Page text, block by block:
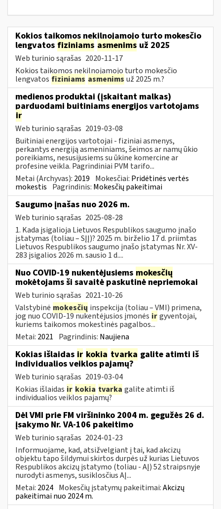
Kokios taikomos nekilnojamojo turto mokesčio
lengvatos fiziniams asmenims už 2025
Web turinio sąrašas 2020-11-17
Kokios taikomos nekilnojamojo turto mokesčio
lengvatos fiziniams asmenims už 2025 m.?
medienos produktai (įskaitant malkas)
parduodami buitiniams energijos vartotojams
ir
Web turinio sąrašas 2019-03-08
Buitiniai energijos vartotojai - fiziniai asmenys,
perkantys energiją asmeniniams, šeimos ar namų ūkio
poreikiams, nesusijusiems su ūkine komercine ar
profesine veikla. Pagrindiniai PVM tarifo...
Metai (Archyvas): 2019 Mokesčiai: Pridėtinės vertės
mokestis Pagrindinis: Mokesčių pakeitimai
Saugumo įnašas nuo 2026 m.
Web turinio sąrašas 2025-08-28
1. Kada įsigalioja Lietuvos Respublikos saugumo įnašo
įstatymas (toliau – SĮĮ)? 2025 m. birželio 17 d. priimtas
Lietuvos Respublikos saugumo įnašo įstatymas Nr. XV-
283 įsigalios 2026 m. sausio 1 d....
Nuo COVID-19 nukentėjusiems mokesčių
mokėtojams ši savaitė paskutinė nepriemokai
Web turinio sąrašas 2021-10-26
Valstybinė mokesčių inspekcija (toliau – VMI) primena,
jog nuo COVID-19 nukentėjusios įmonės irgyventojai,
kuriems taikomos mokestinės pagalbos...
Metai: 2021 Pagrindinis: Naujiena
Kokias išlaidas ir kokia tvarka galite atimti iš
individualios veiklos pajamų?
Web turinio sąrašas 2019-03-04
Kokias išlaidas ir kokia tvarka galite atimti iš
individualios veiklos pajamų?
Dėl VMI prie FM viršininko 2004 m. gegužės 26 d.
įsakymo Nr. VA-106 pakeitimo
Web turinio sąrašas 2024-01-23
Informuojame, kad, atsižvelgiant į tai, kad akcizų
objektu tapo šildymui skirtos durpės už kurias Lietuvos
Respublikos akcizų įstatymo (toliau - AĮ) 52 straipsnyje
nurodyti asmenys, susiklosčius AĮ...
Metai: 2024 Mokesčių įstatymų pakeitimai:Akcizų
pakeitimai nuo 2024 m.